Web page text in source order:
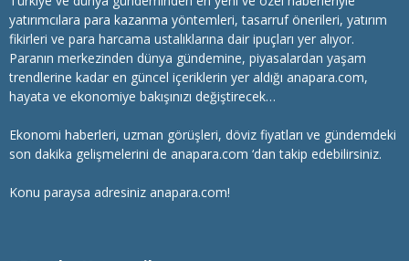
yatırımcılara para kazanma yöntemleri, tasarruf önerileri, yatırım
fikirleri ve para harcama ustalıklarına dair ipuçları yer alıyor.
Paranın merkezinden dünya gündemine, piyasalardan yaşam
trendlerine kadar en güncel içeriklerin yer aldığı anapara.com,
hayata ve ekonomiye bakışınızı değiştirecek…
Ekonomi haberleri, uzman görüşleri, döviz fiyatları ve gündemdeki
son dakika gelişmelerini de anapara.com ‘dan takip edebilirsiniz.
Konu paraysa adresiniz anapara.com!